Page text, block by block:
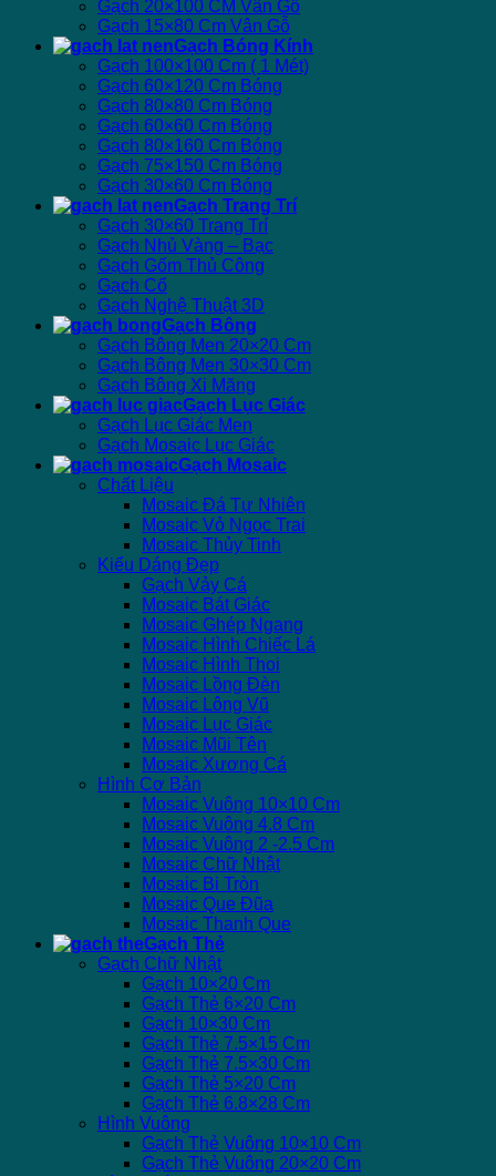
Gạch 20×100 CM Vân Gỗ
Gạch 15×80 Cm Vân Gỗ
Gạch Bóng Kính
Gạch 100×100 Cm ( 1 Mét)
Gạch 60×120 Cm Bóng
Gạch 80×80 Cm Bóng
Gạch 60×60 Cm Bóng
Gạch 80×160 Cm Bóng
Gạch 75×150 Cm Bóng
Gạch 30×60 Cm Bóng
Gạch Trang Trí
Gạch 30×60 Trang Trí
Gạch Nhủ Vàng – Bạc
Gạch Gốm Thủ Công
Gạch Cổ
Gạch Nghệ Thuật 3D
Gạch Bông
Gạch Bông Men 20×20 Cm
Gạch Bông Men 30×30 Cm
Gạch Bông Xi Măng
Gạch Lục Giác
Gạch Lục Giác Men
Gạch Mosaic Lục Giác
Gạch Mosaic
Chất Liệu
Mosaic Đá Tự Nhiên
Mosaic Vỏ Ngọc Trai
Mosaic Thủy Tinh
Kiểu Dáng Đẹp
Gạch Vảy Cá
Mosaic Bát Giác
Mosaic Ghép Ngang
Mosaic Hình Chiếc Lá
Mosaic Hình Thoi
Mosaic Lồng Đèn
Mosaic Lông Vũ
Mosaic Lục Giác
Mosaic Mũi Tên
Mosaic Xương Cá
Hình Cơ Bản
Mosaic Vuông 10×10 Cm
Mosaic Vuông 4.8 Cm
Mosaic Vuông 2 -2.5 Cm
Mosaic Chữ Nhật
Mosaic Bi Tròn
Mosaic Que Đũa
Mosaic Thanh Que
Gạch Thẻ
Gạch Chữ Nhật
Gạch 10×20 Cm
Gạch Thẻ 6×20 Cm
Gạch 10×30 Cm
Gạch Thẻ 7.5×15 Cm
Gạch Thẻ 7.5×30 Cm
Gạch Thẻ 5×20 Cm
Gạch Thẻ 6.8×28 Cm
Hình Vuông
Gạch Thẻ Vuông 10×10 Cm
Gạch Thẻ Vuông 20×20 Cm